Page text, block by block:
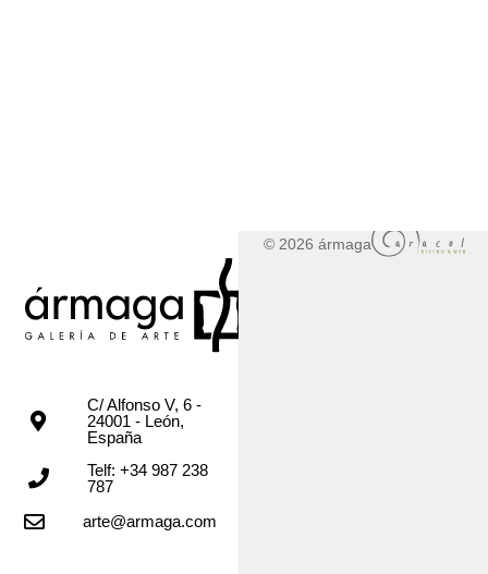
C/ Alfonso V, 6 -
24001 - León,
España
Telf: +34 987 238
787
arte@armaga.com
© 2026 ármaga